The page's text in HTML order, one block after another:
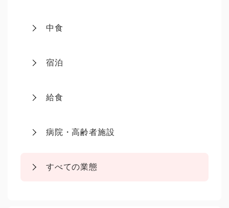
中食
宿泊
給食
病院・高齢者施設
すべての業態